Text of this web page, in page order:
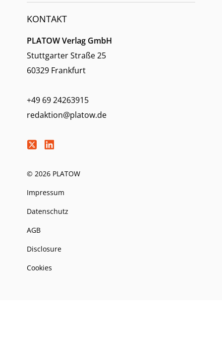
KONTAKT
PLATOW Verlag GmbH
Stuttgarter Straße 25
60329 Frankfurt
+49 69 24263915
redaktion@platow.de
© 2026 PLATOW
Impressum
Datenschutz
AGB
Disclosure
Cookies